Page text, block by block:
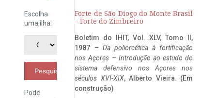
Escolha
uma ilha:
Pesquisar
Pode
Forte de São Diogo do Monte Brasil
– Forte do Zimbreiro
Boletim do IHIT, Vol. XLV, Tomo II,
1987 – Da poliorcética à fortificação
nos Açores – Introdução ao estudo do
sistema defensivo nos Açores nos
séculos XVI-XIX, Alberto Vieira. (Em
construção)